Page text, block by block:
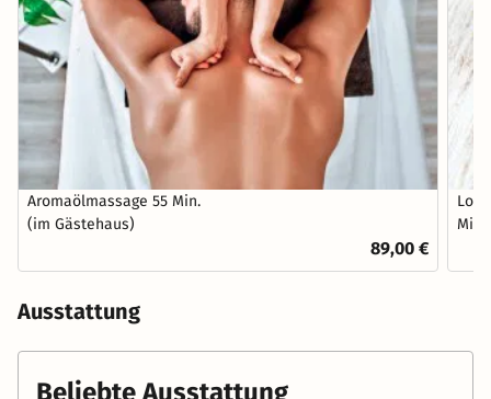
Aromaölmassage 55 Min.
(im Gästehaus)
89,00 €
Min.
Ausstattung
Beliebte Ausstattung